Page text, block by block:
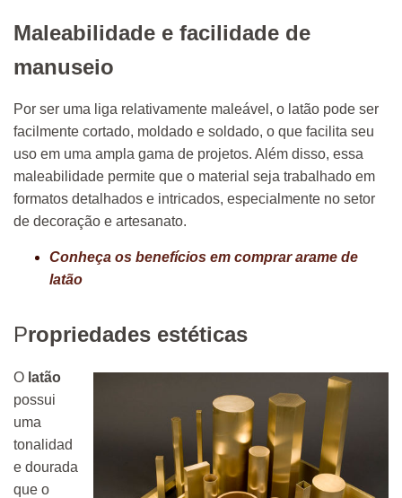
Maleabilidade e facilidade de
manuseio
Por ser uma liga relativamente maleável, o latão pode ser
facilmente cortado, moldado e soldado, o que facilita seu
uso em uma ampla gama de projetos. Além disso, essa
maleabilidade permite que o material seja trabalhado em
formatos detalhados e intricados, especialmente no setor
de decoração e artesanato.
Conheça os benefícios em comprar arame de
latão
Propriedades estéticas
O latão
possui
uma
tonalidad
e dourada
que o